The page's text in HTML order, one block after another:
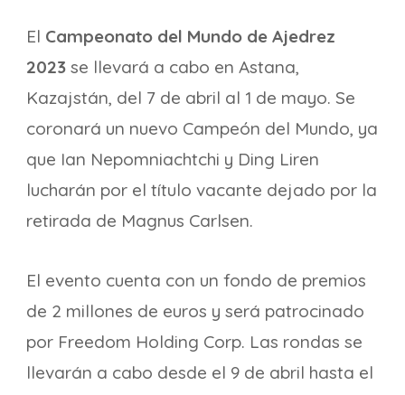
El Campeonato del Mundo de Ajedrez
2023 se llevará a cabo en Astana,
Kazajstán, del 7 de abril al 1 de mayo. Se
coronará un nuevo Campeón del Mundo, ya
que Ian Nepomniachtchi y Ding Liren
lucharán por el título vacante dejado por la
retirada de Magnus Carlsen.
El evento cuenta con un fondo de premios
de 2 millones de euros y será patrocinado
por Freedom Holding Corp. Las rondas se
llevarán a cabo desde el 9 de abril hasta el